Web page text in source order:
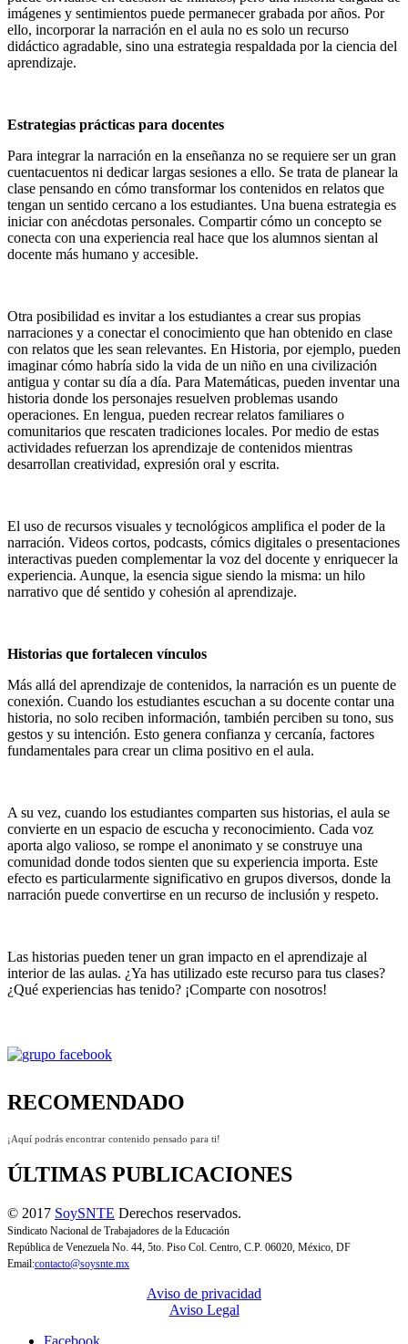
imágenes y sentimientos puede permanecer grabada por años. Por
ello, incorporar la narración en el aula no es solo un recurso
didáctico agradable, sino una estrategia respaldada por la ciencia del
aprendizaje.
Estrategias prácticas para docentes
Para integrar la narración en la enseñanza no se requiere ser un gran
cuentacuentos ni dedicar largas sesiones a ello. Se trata de planear la
clase pensando en cómo transformar los contenidos en relatos que
tengan un sentido cercano a los estudiantes. Una buena estrategia es
iniciar con anécdotas personales. Compartir cómo un concepto se
conecta con una experiencia real hace que los alumnos sientan al
docente más humano y accesible.
Otra posibilidad es invitar a los estudiantes a crear sus propias
narraciones y a conectar el conocimiento que han obtenido en clase
con relatos que les sean relevantes. En Historia, por ejemplo, pueden
imaginar cómo habría sido la vida de un niño en una civilización
antigua y contar su día a día. Para Matemáticas, pueden inventar una
historia donde los personajes resuelven problemas usando
operaciones. En lengua, pueden recrear relatos familiares o
comunitarios que rescaten tradiciones locales. Por medio de estas
actividades refuerzan los aprendizaje de contenidos mientras
desarrollan creatividad, expresión oral y escrita.
El uso de recursos visuales y tecnológicos amplifica el poder de la
narración. Videos cortos, podcasts, cómics digitales o presentaciones
interactivas pueden complementar la voz del docente y enriquecer la
experiencia. Aunque, la esencia sigue siendo la misma: un hilo
narrativo que dé sentido y cohesión al aprendizaje.
Historias que fortalecen vínculos
Más allá del aprendizaje de contenidos, la narración es un puente de
conexión. Cuando los estudiantes escuchan a su docente contar una
historia, no solo reciben información, también perciben su tono, sus
gestos y su intención. Esto genera confianza y cercanía, factores
fundamentales para crear un clima positivo en el aula.
A su vez, cuando los estudiantes comparten sus historias, el aula se
convierte en un espacio de escucha y reconocimiento. Cada voz
aporta algo valioso, se rompe el anonimato y se construye una
comunidad donde todos sienten que su experiencia importa. Este
efecto es particularmente significativo en grupos diversos, donde la
narración puede convertirse en un recurso de inclusión y respeto.
Las historias pueden tener un gran impacto en el aprendizaje al
interior de las aulas. ¿Ya has utilizado este recurso para tus clases?
¿Qué experiencias has tenido? ¡Comparte con nosotros!
RECOMENDADO
¡Aquí podrás encontrar contenido pensado para ti!
ÚLTIMAS PUBLICACIONES
© 2017 SoySNTE Derechos reservados.
Sindicato Nacional de Trabajadores de la Educación
República de Venezuela No. 44, 5to. Piso Col. Centro, C.P. 06020, México, DF
Email:contacto@soysnte.mx
Aviso de privacidad
Aviso Legal
Facebook